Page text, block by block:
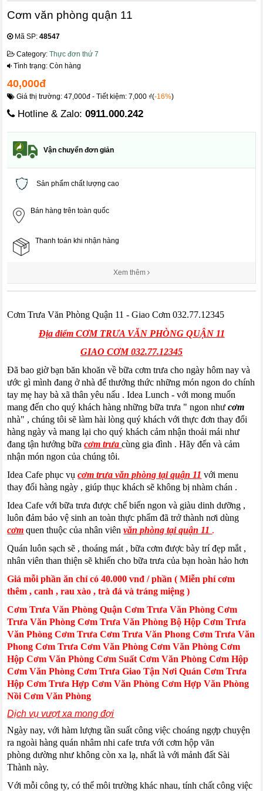
Cơm văn phòng quận 11
Mã SP:48547
Category:Thực đơn thứ 7
Tình trạng: Còn hàng
40,000đ
Giá thị trường: 47,000đ - Tiết kiệm: 7,000 ₫(-16%)
Hotline & Zalo:0911.000.242
Vận chuyển đơn giản
Sản phẩm chất lượng cao
Bán hàng trên toàn quốc
Thanh toán khi nhận hàng
Xem thêm
Cơm Trưa Văn Phòng Quận 11 - Giao Cơm 032.77.12345
Địa điểm CƠM TRƯA VĂN PHÒNG QUẬN 11
GIAO CƠM 032.77.12345
Đã bao giờ bạn băn khoăn về bữa cơm trưa cho ngày hôm nay và
ước gì mình đang ở nhà để thưởng thức những món ngon do chính
tay mẹ hay bà xã thân yêu nấu . Idea Lunch - với mong muốn
mang đến cho quý khách hàng những bữa trưa " ngon như cơm
nhà" , chúng tôi sẽ làm hài lòng quý khách với thực đơn thay đổi
hàng ngày và mang lại cho quý khách cảm nhận thoải mái như
đang tận hưởng bữacơm trưacùng gia đình . Hãy đến và cảm
nhận món ngon của chúng tôi.
Idea Cafe phục vụcơm trưa văn phòng tại quận 11 với menu
thay đổi hàng ngày , giúp thục khách sẽ không bị nhàm chán .
Idea Cafe với bữa trưa được chế biến ngon và giàu dinh dưỡng ,
luôn đảm bảo vệ sinh an toàn thực phẩm đã trở thành nơi dùng
cơm quen thuộc của nhân viênvăn phòng tại quận 11 .
Quán luôn sạch sẽ , thoáng mát , bữa cơm được bày trí đẹp mắt ,
nhân viên than thiện sẽ khiến cho bữa trưa của bạn hoàn hảo hơn
Giá mỗi phần ăn chỉ có 40.000 vnđ / phần ( Miễn phí cơm
thêm , canh , rau xào , trà đá và tráng miệng )
Cơm Trưa Văn Phòng Quận Cơm Trưa Văn Phòng Cơm
Trưa Văn Phòng Cơm Trưa Văn Phòng Bộ Hộp Cơm Trưa
Văn Phòng Cơm Trưa Cơm Trưa Văn Phong Cơm Trưa Văn
Phong Cơm Trưa Cơm Văn Phòng Cơm Văn Phòng Cơm
Hộp Cơm Văn Phòng Cơm Suất Cơm Văn Phòng Cơm Hộp
Cơm Văn Phòng Cơm Trưa Giao Tận Nơi Quán Cơm Trưa
Hộp Cơm Trưa Hợp Cơm Văn Phòng Cơm Hợp Văn Phòng
Nồi Cơm Văn Phòng
Dịch vụ vượt xa mong đợi
Ngày nay, với hàm lượng tần suất công việc choáng ngợp chuyện
ra ngoài hàng quán nhâm nhi cafe trưa với cơm hộp văn
phòng dường như không còn xa lạ, nhất là với mảnh đất Sài
Thành này.
Với mỗi công ty, có thể môi trường khác nhau, tính chất công việc